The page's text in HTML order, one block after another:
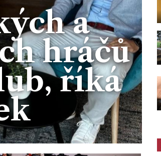
a
hráčů
říká